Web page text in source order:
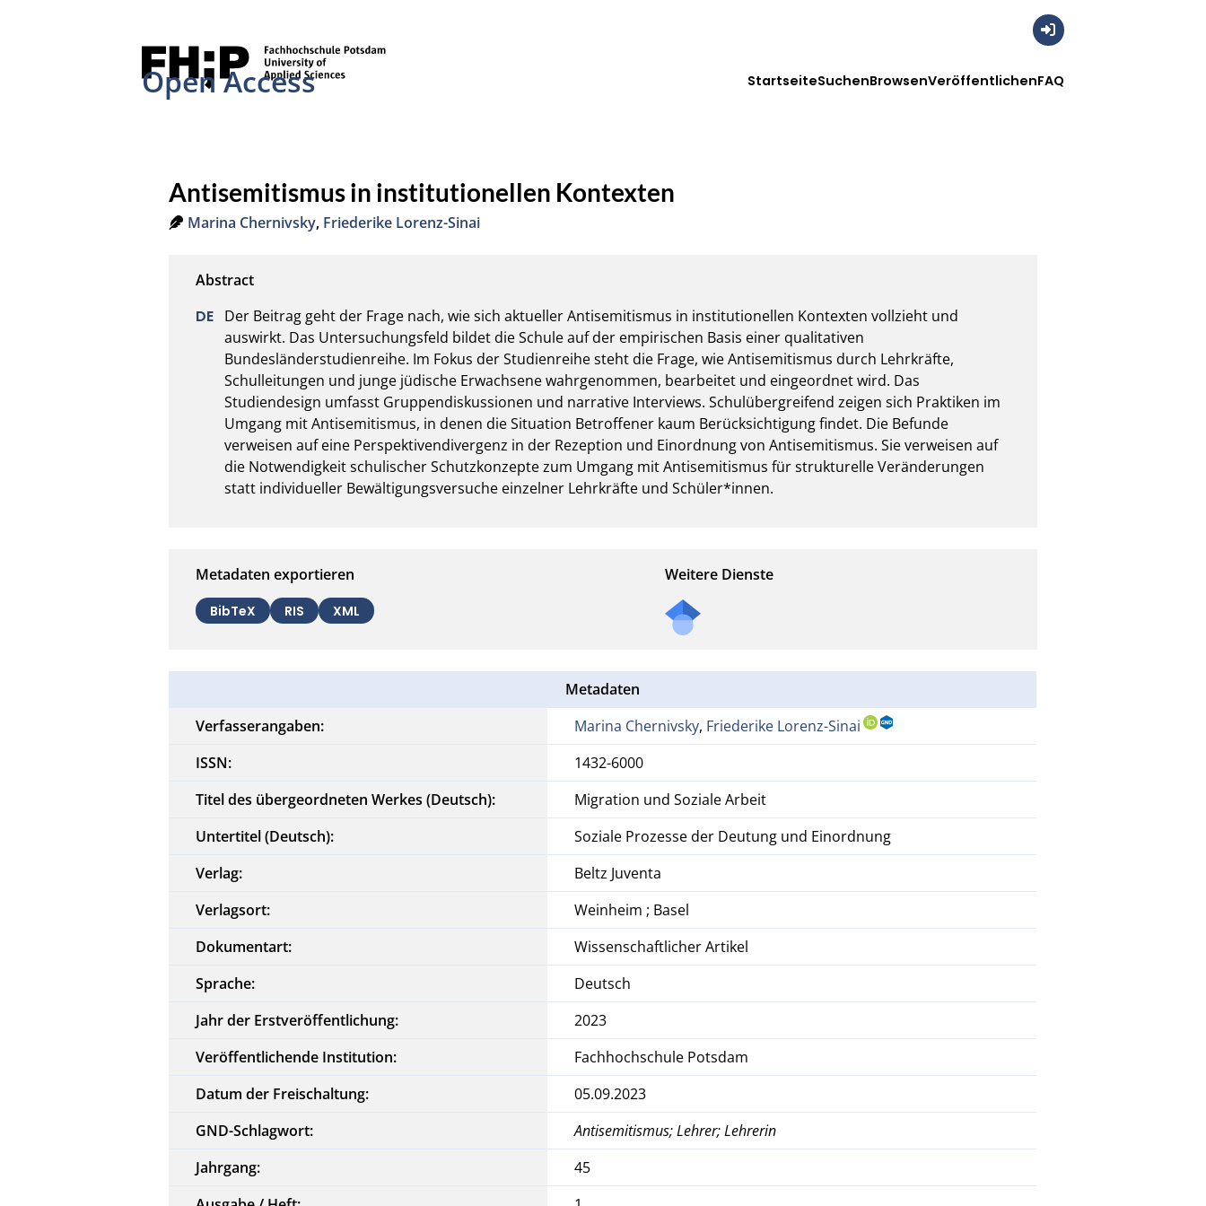
Open Access StartseiteSuchenBrowsenVeröffentlichenFAQ
Antisemitismus in institutionellen Kontexten
Marina Chernivsky, Friederike Lorenz-Sinai
Der Beitrag geht der Frage nach, wie sich aktueller Antisemitismus in institutionellen Kontexten vollzieht und
auswirkt. Das Untersuchungsfeld bildet die Schule auf der empirischen Basis einer qualitativen
Bundesländerstudienreihe. Im Fokus der Studienreihe steht die Frage, wie Antisemitismus durch Lehrkräfte,
Schulleitungen und junge jüdische Erwachsene wahrgenommen, bearbeitet und eingeordnet wird. Das
Studiendesign umfasst Gruppendiskussionen und narrative Interviews. Schulübergreifend zeigen sich Praktiken im
Umgang mit Antisemitismus, in denen die Situation Betroffener kaum Berücksichtigung findet. Die Befunde
verweisen auf eine Perspektivendivergenz in der Rezeption und Einordnung von Antisemitismus. Sie verweisen auf
die Notwendigkeit schulischer Schutzkonzepte zum Umgang mit Antisemitismus für strukturelle Veränderungen
statt individueller Bewältigungsversuche einzelner Lehrkräfte und Schüler*innen.
Metadaten exportieren
BibTeX RIS XML
Weitere Dienste
Metadaten
Verfasserangaben:
Marina Chernivsky, Friederike Lorenz-Sinai
ISSN:
1432-6000
Titel des übergeordneten Werkes (Deutsch):
Migration und Soziale Arbeit
Untertitel (Deutsch):
Soziale Prozesse der Deutung und Einordnung
Verlag:
Beltz Juventa
Verlagsort:
Weinheim ; Basel
Dokumentart:
Wissenschaftlicher Artikel
Sprache:
Deutsch
Jahr der Erstveröffentlichung:
2023
Veröffentlichende Institution:
Fachhochschule Potsdam
Datum der Freischaltung:
05.09.2023
GND-Schlagwort:
Antisemitismus; Lehrer; Lehrerin
Jahrgang:
45